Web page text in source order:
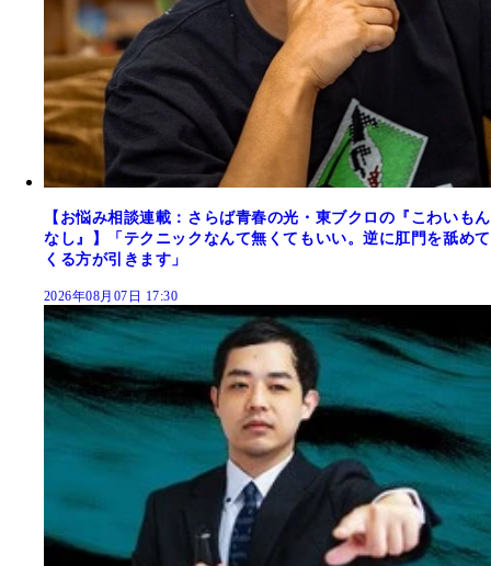
【お悩み相談連載：さらば青春の光・東ブクロの『こわいもん
なし』】「テクニックなんて無くてもいい。逆に肛門を舐めて
くる方が引きます」
2026年08月07日 17:30